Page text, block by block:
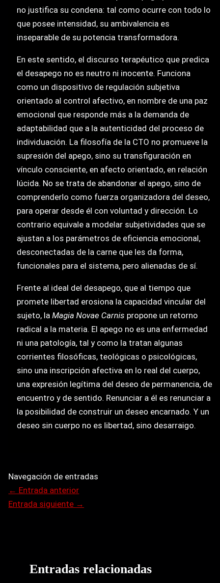
no justifica su condena: tal como ocurre con todo lo
que posee intensidad, su ambivalencia es
inseparable de su potencia transformadora.
En este sentido, el discurso terapéutico que predica
el desapego no es neutro ni inocente. Funciona
como un dispositivo de regulación subjetiva
orientado al control afectivo, en nombre de una paz
emocional que responde más a la demanda de
adaptabilidad que a la autenticidad del proceso de
individuación. La filosofía de la CTO no promueve la
supresión del apego, sino su transfiguración en
vínculo consciente, en afecto orientado, en relación
lúcida. No se trata de abandonar el apego, sino de
comprenderlo como fuerza organizadora del deseo,
para operar desde él con voluntad y dirección. Lo
contrario equivale a modelar subjetividades que se
ajustan a los parámetros de eficiencia emocional,
desconectadas de la carne que les da forma,
funcionales para el sistema, pero alienadas de sí.
Frente al ideal del desapego, que al tiempo que
promete libertad erosiona la capacidad vincular del
sujeto, laMagia Novae Carnis propone un retorno
radical a la materia. El apego no es una enfermedad
ni una patología, tal y como la tratan algunas
corrientes filosóficas, teológicas o psicológicas,
sino una inscripción afectiva en lo real del cuerpo,
una expresión legítima del deseo de permanencia, de
encuentro y de sentido. Renunciar a él es renunciar a
la posibilidad de construir un deseo encarnado. Y un
deseo sin cuerpo no es libertad, sino desarraigo.
Navegación de entradas
← Entrada anterior
Entrada siguiente →
Entradas relacionadas